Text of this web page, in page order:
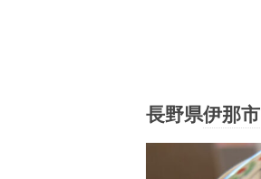
長野県伊那市